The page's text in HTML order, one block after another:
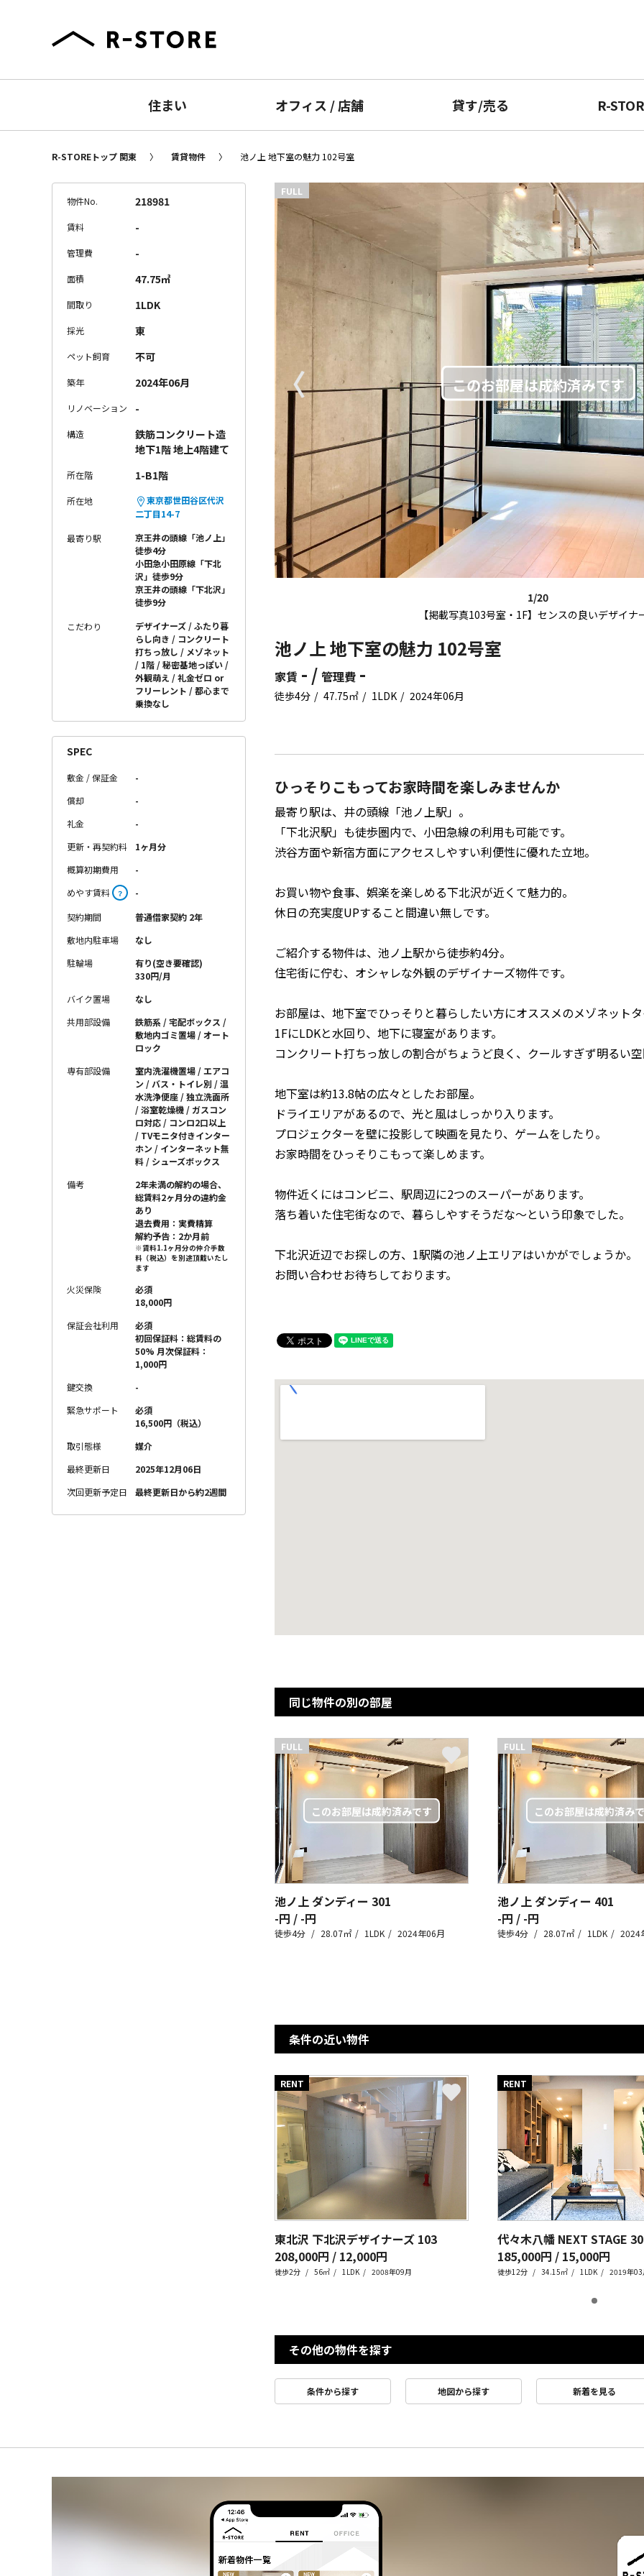
住まい オフィス /店舗 貸す/売る R-
R-STOREトップ 関東 賃貸物件 池ノ上 地下室の魅力 102号室
1/20
【掲載写真103号室・1F】センスの良いデザイナ
〈
FULL
池ノ上 地下室の魅力 102号室
家賃 - / 管理費 -
徒歩4分 47.75㎡ 1LDK 2024年06月
ひっそりこもってお家時間を楽しみませんか
最寄り駅は、井の頭線「池ノ上駅」。
「下北沢駅」も徒歩圏内で、小田急線の利用も可能です。
渋谷方面や新宿方面にアクセスしやすい利便性に優れた立地。
お買い物や食事、娯楽を楽しめる下北沢が近くて魅力的。
休日の充実度UPすること間違い無しです。
ご紹介する物件は、池ノ上駅から徒歩約4分。
住宅街に佇む、オシャレな外観のデザイナーズ物件です。
お部屋は、地下室でひっそりと暮らしたい方にオススメのメゾネット
1FにLDKと水回り、地下に寝室があります。
コンクリート打ちっ放しの割合がちょうど良く、クールすぎず明るい
地下室は約13.8帖の広々としたお部屋。
ドライエリアがあるので、光と風はしっかり入ります。
プロジェクターを壁に投影して映画を見たり、ゲームをしたり。
お家時間をひっそりこもって楽しめます。
物件近くにはコンビニ、駅周辺に2つのスーパーがあります。
落ち着いた住宅街なので、暮らしやすそうだな〜という印象でした。
下北沢近辺でお探しの方、1駅隣の池ノ上エリアはいかがでしょうか。
お問い合わせお待ちしております。
物件No. 218981
賃料 -
管理費 -
面積 47.75㎡
間取り 1LDK
採光 東
ペット飼育 不可
築年 2024年06月
リノベーション -
構造
鉄筋コンクリート造
地下1階 地上4階建て
所在階 1-B1階
所在地
東京都世田谷区代沢
二丁目14-7
最寄り駅
京王井の頭線「池ノ上」
徒歩4分
小田急小田原線「下北
沢」徒歩9分
京王井の頭線「下北沢」
徒歩9分
こだわり デザイナーズ
ふたり暮
らし向き
コンクリート
打ちっ放し
メゾネット
1階
秘密基地っぽい
外観萌え
礼金ゼロ or
フリーレント
都心まで
乗換なし
SPEC
敷金 / 保証金
-
償却
-
礼金
-
更新・再契約料
1ヶ月分
概算初期費用
-
めやす賃料
？ -
契約期間
普通借家契約 2年
敷地内駐車場
なし
駐輪場
有り(空き要確認)
330円/月
バイク置場
なし
共用部設備
鉄筋系 / 宅配ボックス /
敷地内ゴミ置場 / オート
ロック
専有部設備
室内洗濯機置場 / エアコ
ン / バス・トイレ別 / 温
水洗浄便座 / 独立洗面所
/ 浴室乾燥機 / ガスコン
ロ対応 / コンロ2口以上
/ TVモニタ付きインター
ホン / インターネット無
料 / シューズボックス
備考
2年未満の解約の場合、
総賃料2ヶ月分の違約金
あり
退去費用：実費精算
解約予告：2か月前
※賃料1.1ヶ月分の仲介手数
料（税込）を別途頂戴いたし
ます
火災保険
必須
18,000円
保証会社利用
必須
初回保証料：総賃料の
50% 月次保証料：
1,000円
鍵交換
-
緊急サポート
必須
16,500円（税込）
取引態様
媒介
最終更新日
2025年12月06日
次回更新予定日
最終更新日から約2週間
同じ物件の別の部屋
FULL
池ノ上 ダンディー 301
-円 / -円
徒歩4分 28.07㎡ 1LDK 2024年06月
FULL
池ノ上 ダンディー 401
-円 / -円
徒歩4分 28.07㎡ 1LDK 2024
条件の近い物件
RENT
東北沢 下北沢デザイナーズ 103
208,000円 / 12,000円
徒歩2分 56㎡ 1LDK 2008年09月
RENT
代々木八幡 NEXT STAGE
185,000円 / 15,000円
徒歩12分 34.15㎡ 1LDK 2019年03
その他の物件を探す
条件から探す 地図から探す 新着を見る